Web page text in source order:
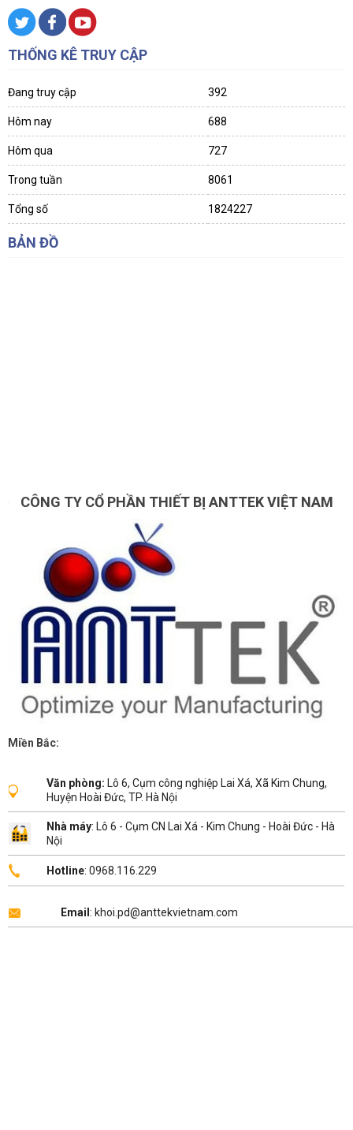
THỐNG KÊ TRUY CẬP
Đang truy cập 392
Hôm nay 688
Hôm qua 727
Trong tuần 8061
Tổng số 1824227
BẢN ĐỒ
CÔNG TY CỔ PHẦN THIẾT BỊ ANTTEK VIỆT NAM
Miền Bắc:
Văn phòng: Lô 6, Cụm công nghiệp Lai Xá, Xã Kim Chung,
Huyện Hoài Đức, TP. Hà Nội
Nhà máy: Lô 6 - Cụm CN Lai Xá - Kim Chung - Hoài Đức - Hà
Nội
Hotline: 0968.116.229
Email : khoi.pd@anttekvietnam.com